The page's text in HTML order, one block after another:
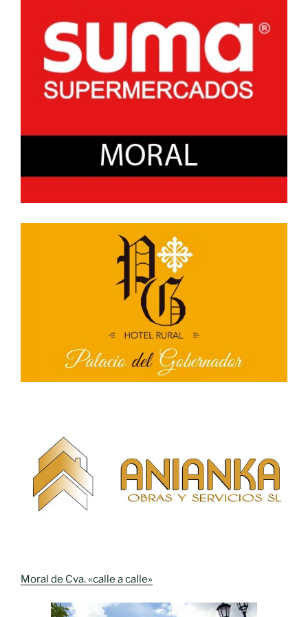
Moral de Cva. «calle a calle»